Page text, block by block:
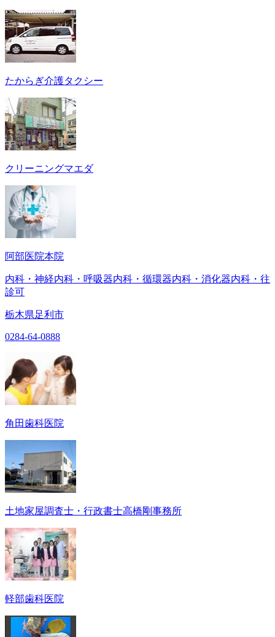
たからぎ介護タクシー
クリーニングマエダ
阿部医院本院
内科・神経内科・呼吸器内科・循環器内科・消化器内科・往
診可
栃木県足利市
0284-64-0888
角田歯科医院
土地家屋調査士・行政書士高橋剛事務所
軽部歯科医院